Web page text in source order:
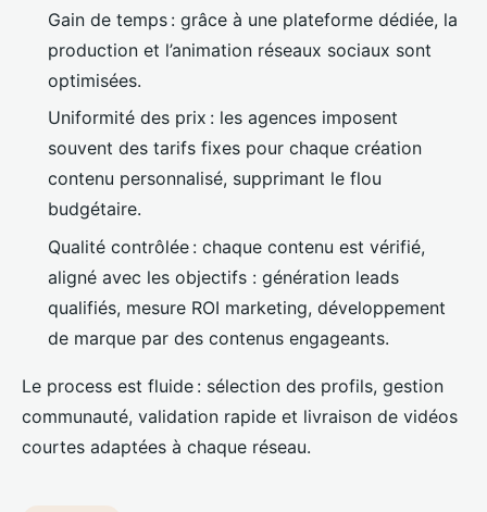
Gain de temps : grâce à une plateforme dédiée, la
production et l’animation réseaux sociaux sont
optimisées.
Uniformité des prix : les agences imposent
souvent des tarifs fixes pour chaque création
contenu personnalisé, supprimant le flou
budgétaire.
Qualité contrôlée : chaque contenu est vérifié,
aligné avec les objectifs : génération leads
qualifiés, mesure ROI marketing, développement
de marque par des contenus engageants.
Le process est fluide : sélection des profils, gestion
communauté, validation rapide et livraison de vidéos
courtes adaptées à chaque réseau.